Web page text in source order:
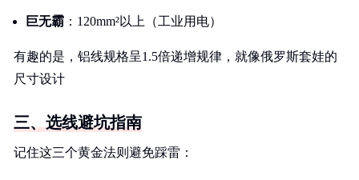
巨无霸 ：120mm²以上（工业用电）
有趣的是，铝线规格呈1.5倍递增规律，就像俄罗斯套娃的
尺寸设计
三、选线避坑指南
记住这三个黄金法则避免踩雷：